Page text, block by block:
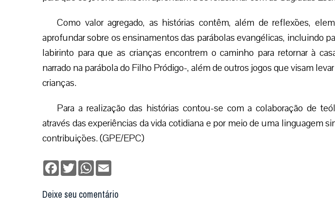
Como valor agregado, as histórias contêm, além de reflexões,
aprofundar sobre os ensinamentos das parábolas evangélicas, incluindo
labirinto para que as crianças encontrem o caminho para retornar à
narrado na parábola do Filho Pródigo-, além de outros jogos que visam
crianças.
Para a realização das histórias contou-se com a colaboração de
através das experiências da vida cotidiana e por meio de uma linguagem
contribuições. (GPE/EPC)
Facebook
TwitterWhatsApp
Deixe seu comentário